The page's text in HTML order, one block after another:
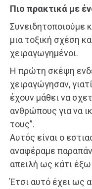
Πιο πρακτικά με
Συνειδητοποιούμε
μια τοξική σχέση
χειραγωγημένοι.
Η πρώτη σκέψη
χειραγώγησαν,
έχουν μάθει να
ανθρώπους για να
τους”.
Αυτός είναι ο
αναφέραμε
απειλή ως κάτι
Έτσι αυτό έχει ως